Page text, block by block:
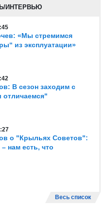
ИНТЕРВЬЮ
«Мы стремимся
из эксплуатации»
В сезон заходим с
о "Крыльях Советов":
нам есть, что
Весь список